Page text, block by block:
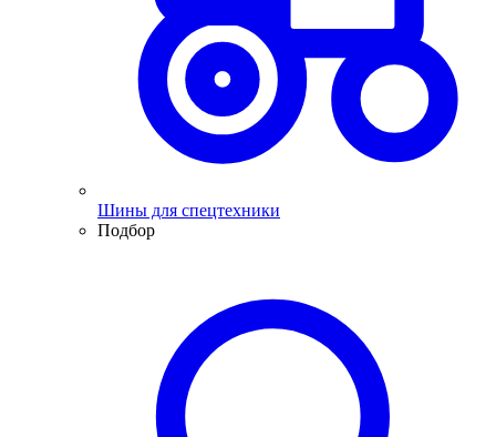
Шины для спецтехники
Подбор